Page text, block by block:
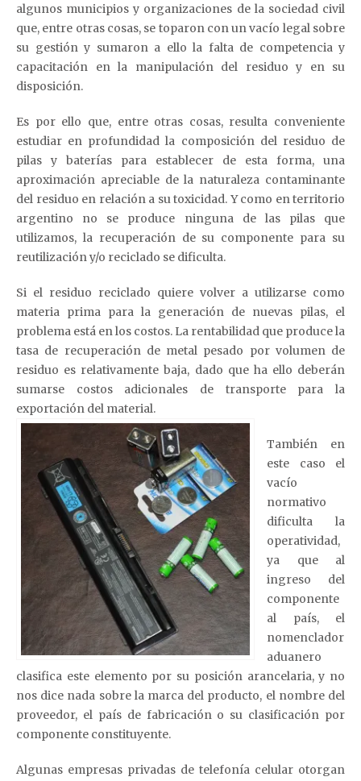
algunos municipios y organizaciones de la sociedad civil
que, entre otras cosas, se toparon con un vacío legal sobre
su gestión y sumaron a ello la falta de competencia y
capacitación en la manipulación del residuo y en su
disposición.
Es por ello que, entre otras cosas, resulta conveniente
estudiar en profundidad la composición del residuo de
pilas y baterías para establecer de esta forma, una
aproximación apreciable de la naturaleza contaminante
del residuo en relación a su toxicidad. Y como en territorio
argentino no se produce ninguna de las pilas que
utilizamos, la recuperación de su componente para su
reutilización y/o reciclado se dificulta.
Si el residuo reciclado quiere volver a utilizarse como
materia prima para la generación de nuevas pilas, el
problema está en los costos. La rentabilidad que produce la
tasa de recuperación de metal pesado por volumen de
residuo es relativamente baja, dado que ha ello deberán
sumarse costos adicionales de transporte para la
exportación del material.
También en
este caso el
vacío
normativo
dificulta la
operatividad,
ya que al
ingreso del
componente
al país, el
nomenclador
aduanero
clasifica este elemento por su posición arancelaria, y no
nos dice nada sobre la marca del producto, el nombre del
proveedor, el país de fabricación o su clasificación por
componente constituyente.
Algunas empresas privadas de telefonía celular otorgan